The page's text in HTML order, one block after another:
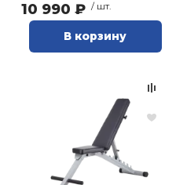
10 990 ₽ / шт.
В корзину